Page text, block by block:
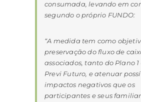
consumada, levando em
segundo o próprio FUNDO:
“A medida tem como
preservação do fluxo de
associados, tanto do Plano
Previ Futuro, e atenuar
impactos negativos que os
participantes e seus